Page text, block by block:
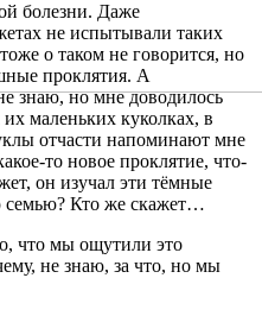
болезни. Даже
не испытывали таких
о таком не говорится, но
проклятия. А
знаю, но мне доводилось
маленьких куколках, в
отчасти напоминают мне
то новое проклятие, что-
он изучал эти тёмные
семью? Кто же скажет…
что мы ощутили это
не знаю, за что, но мы